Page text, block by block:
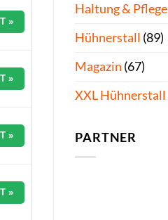
»
»
»
»
Haltung & Pflege
Hühnerstall (89)
Magazin (67)
XXL Hühnerstall
PARTNER